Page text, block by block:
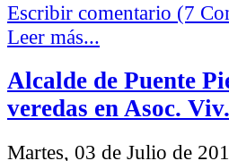
Escribir comentario (7
Leer más...
Alcalde de Puente
veredas en Asoc.
Martes, 03 de Julio de